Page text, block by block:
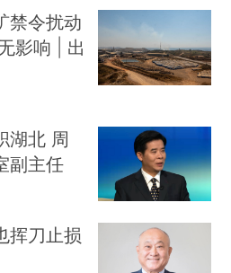
禁令扰动
影响 | 出
湖北 周
副主任
挥刀止损